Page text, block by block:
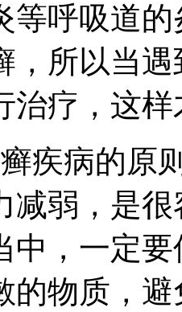
等呼吸道
，所以当
治疗，这
疾病的原
减弱，是
中，一定
的物质，